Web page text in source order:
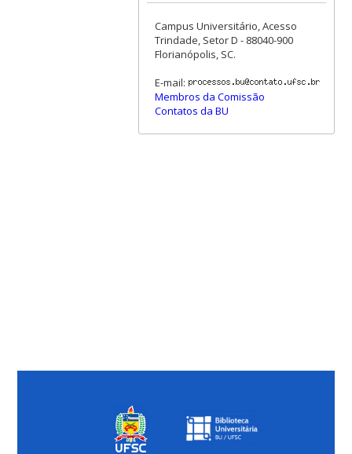
Campus Universitário, Acesso
Trindade, Setor D - 88040-900
Florianópolis, SC.
E-mail:
Membros da Comissão
Contatos da BU